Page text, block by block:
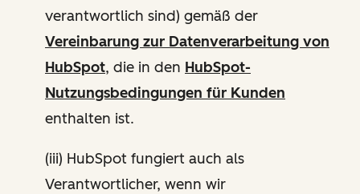
verantwortlich sind) gemäß der
Vereinbarung zur Datenverarbeitung von
HubSpot, die in den HubSpot-
Nutzungsbedingungen für Kunden
enthalten ist.
(iii) HubSpot fungiert auch als
Verantwortlicher, wenn wir